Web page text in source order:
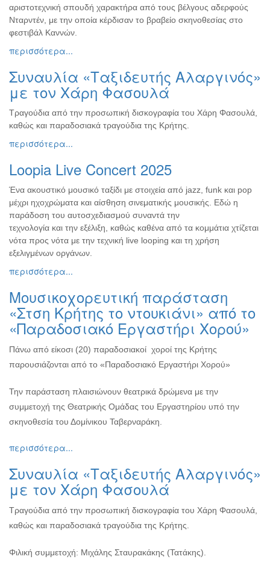
Διάφορες
Εκθέσεις
Εκδηλώσεις
για
Άλλες
Εκδηλώσεις
ΤΟΠΟΣ
ΜΑΣ
ΔΗΜΟΣ
ΠΟΛΙΤΙΣΜΟΣ
ΑΝΘΕΚΤΙΚΗ
ΠΟΛΗ
αριστοτεχνική σπουδή χαρακτήρα από τους βέλγους αδερφούς
Νταρντέν, με την οποία κέρδισαν το βραβείο σκηνοθεσίας στο
φεστιβάλ Καννών.
περισσότερα...
Συναυλία «Ταξιδευτής Αλαργινός»
με τον Χάρη Φασουλά
Τραγούδια από την προσωπική δισκογραφία του Χάρη Φασουλά,
καθώς και παραδοσιακά τραγούδια της Κρήτης.
περισσότερα...
Loopia Live Concert 2025
Ένα ακουστικό μουσικό ταξίδι με στοιχεία από jazz, funk και pop
μέχρι ηχοχρώματα και αίσθηση σινεματικής μουσικής. Εδώ η
παράδοση του αυτοσχεδιασμού συναντά την
τεχνολογία και την εξέλιξη, καθώς καθένα από τα κομμάτια χτίζεται
νότα προς νότα με την τεχνική live looping και τη χρήση
εξελιγμένων οργάνων.
περισσότερα...
Μουσικοχορευτική παράσταση
«Στση Κρήτης το ντουκιάνι» από το
«Παραδοσιακό Εργαστήρι Χορού»
Πάνω από είκοσι (20) παραδοσιακοί χοροί της Κρήτης
παρουσιάζονται από το «Παραδοσιακό Εργαστήρι Χορού»
Την παράσταση πλαισιώνουν θεατρικά δρώμενα με την
συμμετοχή της Θεατρικής Ομάδας του Εργαστηρίου υπό την
σκηνοθεσία του Δομίνικου Ταβερναράκη.
περισσότερα...
Συναυλία «Ταξιδευτής Αλαργινός»
με τον Χάρη Φασουλά
Τραγούδια από την προσωπική δισκογραφία του Χάρη Φασουλά,
καθώς και παραδοσιακά τραγούδια της Κρήτης.
Φιλική συμμετοχή: Μιχάλης Σταυρακάκης (Τατάκης).